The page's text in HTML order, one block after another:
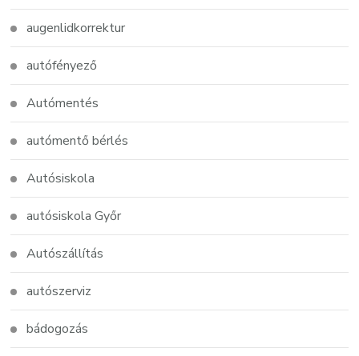
augenlidkorrektur
autófényező
Autómentés
autómentő bérlés
Autósiskola
autósiskola Győr
Autószállítás
autószerviz
bádogozás